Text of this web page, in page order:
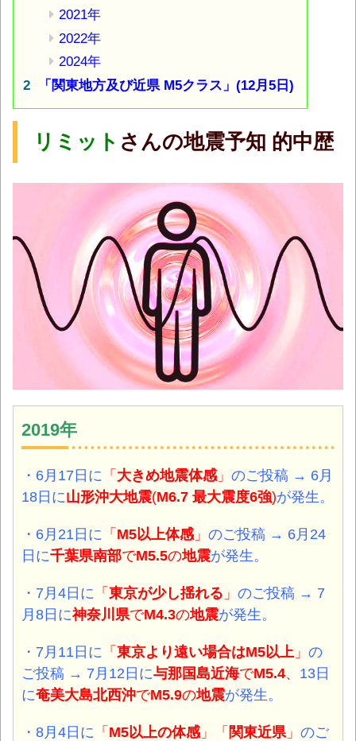
2021年
2022年
2024年
「関東地方及び近県 M5クラス」(12月5日)
リミット さんの地震予知 的中歴
2019年
・6月17日に 「 大きめ地震体感 」 のご投稿 → 6月
18日に山形沖大地震(M6.7 最大震度6強)が発生。
・6月21日に 「 M5以上体感 」 のご投稿 → 6月24
日に千葉県南部でM5.5の地震が発生。
・7月4日に 「 東京が少し揺れる 」 のご投稿 → 7
月8日に神奈川県でM4.3の地震が発生。
・7月11日に 「 東京より遠い場合はM5以上 」 の
ご投稿 → 7月12日に与那国島近海でM5.4、 13日
に奄美大島北西沖でM5.9の地震が発生。
・8月4日に 「 M5以上の体感 」「 関東近県 」 のご